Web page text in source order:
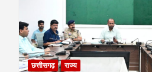
छत्तीसगढ़ राज्य